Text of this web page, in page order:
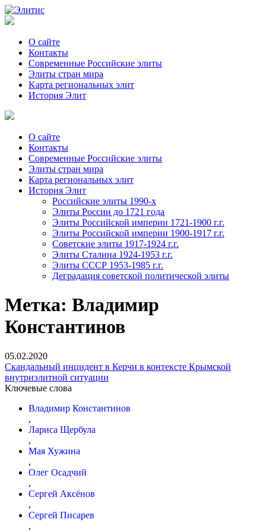
О сайте
Контакты
Современные Российские элиты
Элиты стран мира
Kартa региональных элит
История Элит
О сайте
Контакты
Современные Российские элиты
Элиты стран мира
Картa региональных элит
История Элит
Российские элиты 1990-х
Элиты России до 1721 года
Элиты Российской империи 1721-1900 г.г.
Элиты Российской империи 1900-1917 г.г.
Советские элиты 1917-1924 г.г.
Элиты Сталина 1924-1953 г.г.
Элиты СССР 1953-1985 г.г.
Деградация советской политической элиты
Метка: Владимир
Константинов
05.02.2020
Скандальный инцидент в Керчи в контексте Крымской
внутриэлитной ситуации
Ключевые слова
Владимир Константинов
,
Лариса Щербула
,
Мая Хужина
,
Олег Осадчий
,
Сергей Аксёнов
,
Сергей Писарев
,